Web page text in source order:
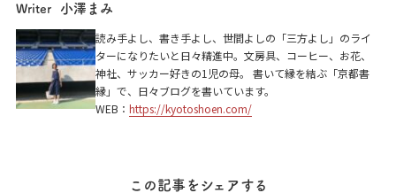
Writer 小澤まみ
読み手よし、書き手よし、世間よしの「三方よし」のライ
ターになりたいと日々精進中。文房具、コーヒー、お花、
神社、サッカー好きの1児の母。 書いて縁を結ぶ「京都書
縁」で、日々ブログを書いています。
WEB： https://kyotoshoen.com/
この記事をシェアする